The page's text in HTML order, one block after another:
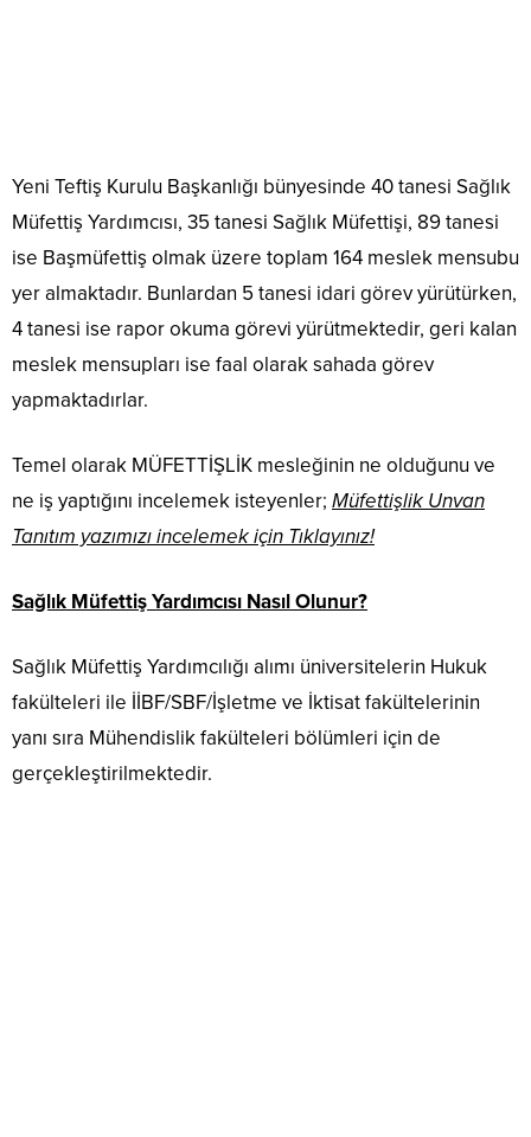
Yeni Teftiş Kurulu Başkanlığı bünyesinde 40 tanesi Sağlık
Müfettiş Yardımcısı, 35 tanesi Sağlık Müfettişi, 89 tanesi
ise Başmüfettiş olmak üzere toplam 164 meslek mensubu
yer almaktadır. Bunlardan 5 tanesi idari görev yürütürken,
4 tanesi ise rapor okuma görevi yürütmektedir, geri kalan
meslek mensupları ise faal olarak sahada görev
yapmaktadırlar.
Temel olarak MÜFETTİŞLİK mesleğinin ne olduğunu ve
ne iş yaptığını incelemek isteyenler; Müfettişlik Unvan
Tanıtım yazımızı incelemek için Tıklayınız!
Sağlık Müfettiş Yardımcısı Nasıl Olunur?
Sağlık Müfettiş Yardımcılığı alımı üniversitelerin Hukuk
fakülteleri ile İİBF/SBF/İşletme ve İktisat fakültelerinin
yanı sıra Mühendislik fakülteleri bölümleri için de
gerçekleştirilmektedir.